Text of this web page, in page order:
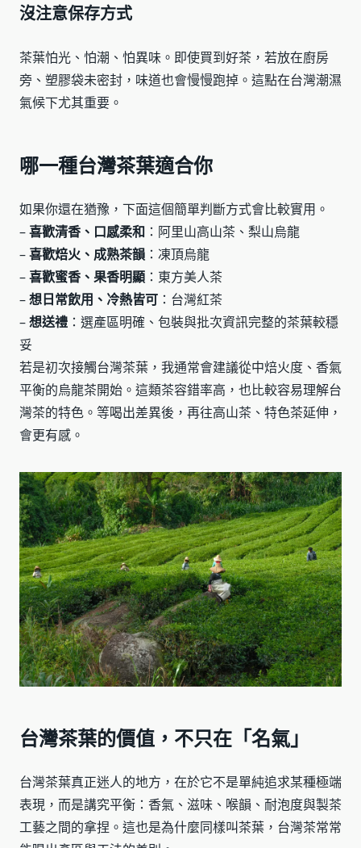
沒注意保存方式
茶葉怕光、怕潮、怕異味。即使買到好茶，若放在廚房
旁、塑膠袋未密封，味道也會慢慢跑掉。這點在台灣潮濕
氣候下尤其重要。
哪一種台灣茶葉適合你
如果你還在猶豫，下面這個簡單判斷方式會比較實用。
–喜歡清香、口感柔和 ：阿里山高山茶、梨山烏龍
–喜歡焙火、成熟茶韻 ：凍頂烏龍
–喜歡蜜香、果香明顯 ：東方美人茶
–想日常飲用、冷熱皆可 ：台灣紅茶
–想送禮 ：選產區明確、包裝與批次資訊完整的茶葉較穩
妥
若是初次接觸台灣茶葉，我通常會建議從中焙火度、香氣
平衡的烏龍茶開始。這類茶容錯率高，也比較容易理解台
灣茶的特色。等喝出差異後，再往高山茶、特色茶延伸，
會更有感。
台灣茶葉的價值，不只在「名氣」
台灣茶葉真正迷人的地方，在於它不是單純追求某種極端
表現，而是講究平衡：香氣、滋味、喉韻、耐泡度與製茶
工藝之間的拿捏。這也是為什麼同樣叫茶葉，台灣茶常常